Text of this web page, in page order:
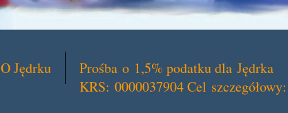
O Jędrku
Prośba o 1,5% podatku dla Jędrka
KRS: 0000037904 Cel